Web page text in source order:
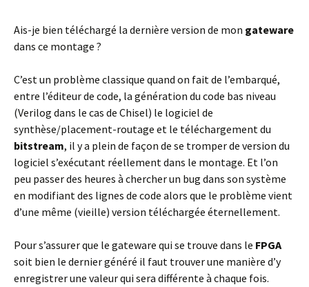
Ais-je bien téléchargé la dernière version de mon gateware
dans ce montage ?
C’est un problème classique quand on fait de l’embarqué,
entre l’éditeur de code, la génération du code bas niveau
(Verilog dans le cas de Chisel) le logiciel de
synthèse/placement-routage et le téléchargement du
bitstream, il y a plein de façon de se tromper de version du
logiciel s’exécutant réellement dans le montage. Et l’on
peu passer des heures à chercher un bug dans son système
en modifiant des lignes de code alors que le problème vient
d’une même (vieille) version téléchargée éternellement.
Pour s’assurer que le gateware qui se trouve dans le FPGA
soit bien le dernier généré il faut trouver une manière d’y
enregistrer une valeur qui sera différente à chaque fois.